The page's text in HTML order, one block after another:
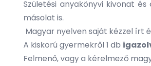
Születési anyakönyvi kivonat
másolat is.
Magyar nyelven saját kézzel
A kiskorú gyermekről 1 db
Felmenő, vagy a kérelmező